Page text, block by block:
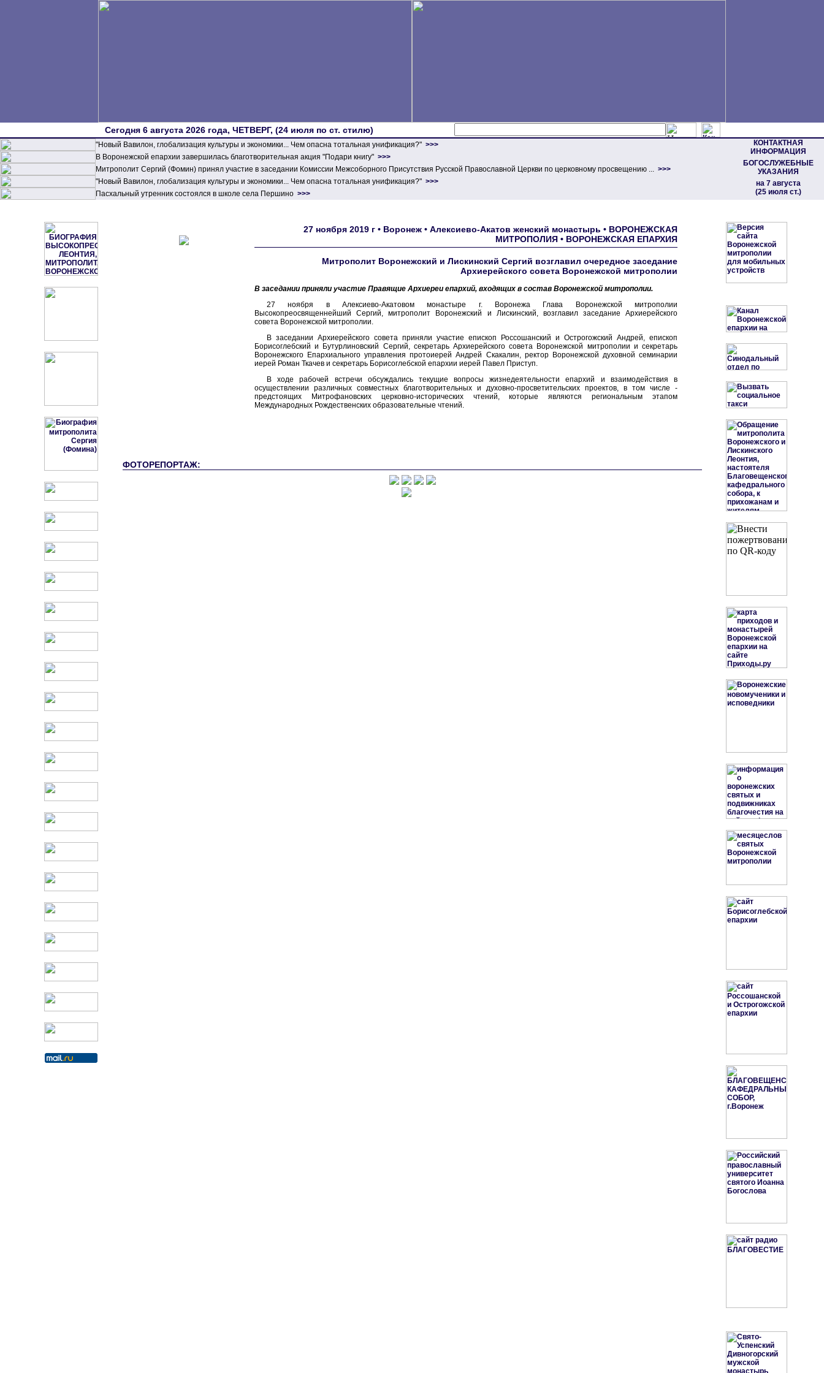
Сегодня 6 августа 2026 года, ЧЕТВЕРГ, (24 июля по ст. стилю)
"Новый Вавилон, глобализация культуры и экономики... Чем опасна тотальная унификация?" >>>
КОНТАКТНАЯ
ИНФОРМАЦИЯ
БОГОСЛУЖЕБНЫЕ
УКАЗАНИЯ
на 7 августа
(25 июля ст.)
В Воронежской епархии завершилась благотворительная акция "Подари книгу" >>>
Митрополит Сергий (Фомин) принял участие в заседании Комиссии Межсоборного Присутствия Русской Православной Церкви по церковному просвещению ... >>>
"Новый Вавилон, глобализация культуры и экономики... Чем опасна тотальная унификация?" >>>
Пасхальный утренник состоялся в школе села Першино >>>
27 ноября 2019 г • Воронеж • Алексиево-Акатов женский монастырь • ВОРОНЕЖСКАЯ
МИТРОПОЛИЯ • ВОРОНЕЖСКАЯ ЕПАРХИЯ
Митрополит Воронежский и Лискинский Сергий возглавил очередное заседание
Архиерейского совета Воронежской митрополии
В заседании приняли участие Правящие Архиереи епархий, входящих в состав Воронежской митрополии.
27 ноября в Алексиево-Акатовом монастыре г. Воронежа Глава Воронежской митрополии
Высокопреосвященнейший Сергий, митрополит Воронежский и Лискинский, возглавил заседание Архиерейского
совета Воронежской митрополии.
В заседании Архиерейского совета приняли участие епископ Россошанский и Острогожский Андрей, епископ
Борисоглебский и Бутурлиновcкий Сергий, секретарь Архиерейского совета Воронежской митрополии и секретарь
Воронежского Епархиального управления протоиерей Андрей Скакалин, ректор Воронежской духовной семинарии
иерей Роман Ткачев и секретарь Борисоглебской епархии иерей Павел Приступ.
В ходе рабочей встречи обсуждались текущие вопросы жизнедеятельности епархий и взаимодействия в
осуществлении различных совместных благотворительных и духовно-просветительских проектов, в том числе -
предстоящих Митрофановских церковно-исторических чтений, которые являются региональным этапом
Международных Рождественских образовательные чтений.
ФОТОРЕПОРТАЖ: